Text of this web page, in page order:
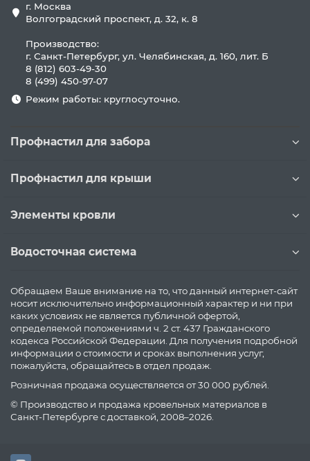
г. Москва
Волгоградский проспект, д. 32, к. 8
Производство:
г. Санкт-Петербург, ул. Челябинская, д. 160, лит. Б
8 (812) 603-49-30
8 (499) 450-97-07
Режим работы: круглосуточно.
Профнастил для забора
Профнастил для крыши
Элементы кровли
Водосточная система
Обращаем Ваше внимание на то, что данный интернет-сайт
носит исключительно информационный характер и ни при
каких условиях не является публичной офертой,
определяемой положениями ч. 2 ст. 437 Гражданского
кодекса Российской Федерации. Для получения подробной
информации о стоимости и сроках выполнения услуг,
пожалуйста, обращайтесь в отдел продаж.
Розничная продажа осуществляется от 30 000 рублей.
© Производство и продажа кровельных материалов в
Санкт-Петербурге с доставкой, 2008–2026.